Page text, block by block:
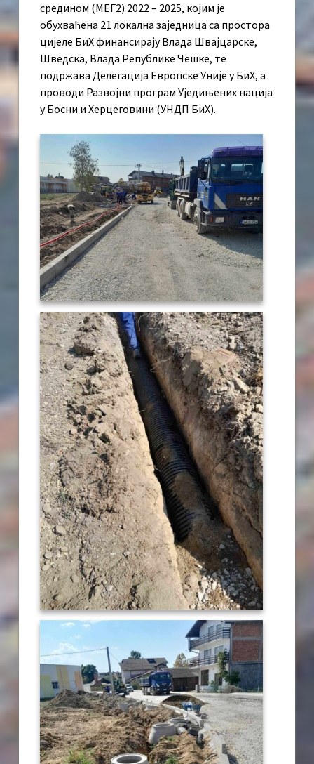
средином (МЕГ2) 2022 – 2025, којим је
обухваћена 21 локална заједница са простора
цијеле БиХ финансирају Влада Швајцарске,
Шведска, Влада Републике Чешке, те
подржава Делегација Европске Уније у БиХ, а
проводи Развојни програм Уједињених нација
у Босни и Херцеговини (УНДП БиХ).